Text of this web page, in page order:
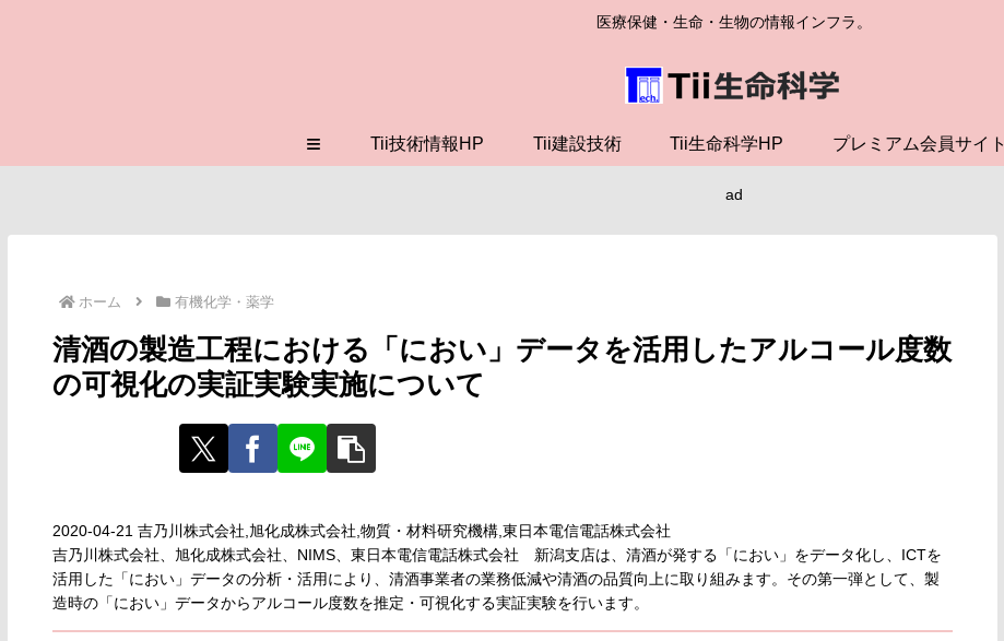
医療保健・生命・生物の情報インフラ。
≡ Tii技術情報HP Tii建設技術 Tii生命科学HP プレミアム会員サイト
ad
ホーム 有機化学・薬学
清酒の製造工程における「におい」データを活用したアルコール度数
の可視化の実証実験実施について
2020-04-21 吉乃川株式会社,旭化成株式会社,物質・材料研究機構,東日本電信電話株式会社
吉乃川株式会社、旭化成株式会社、NIMS、東日本電信電話株式会社 新潟支店は、清酒が発する「におい」をデータ化し、ICTを
活用した「におい」データの分析・活用により、清酒事業者の業務低減や清酒の品質向上に取り組みます。その第一弾として、製
造時の「におい」データからアルコール度数を推定・可視化する実証実験を行います。